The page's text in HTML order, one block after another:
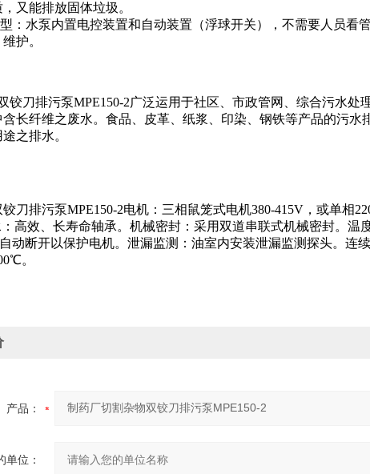
又能排放固体垃圾。
：水泵内置电控装置和自动装置（浮球开关），不需要人员看
护。
铰刀排污泵MPE150-2广泛运用于社区、市政管网、综合污水
长纤维之废水。食品、皮革、纸浆、印染、钢铁等产品的污水
之排水。
刀排污泵MPE150-2电机：三相鼠笼式电机380-415V，或单相
：高效、长寿命轴承。机械密封：采用双道串联式机械密封。温
动断开以保护电机。泄漏监测：油室内安装泄漏监测探头。连
。
产品：
单位：